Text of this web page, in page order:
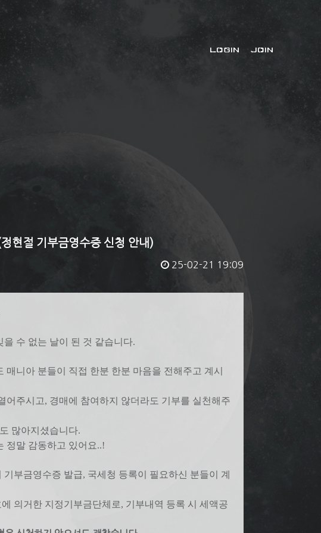
LOGIN JOIN
현절 기부금영수증 신청 안내)
25-02-21 19:09
수 없는 날이 된 것 같습니다.
니아 분들이 직접 한분 한분 마음을 전해주고 계시
주시고, 경매에 참여하지 않더라도 기부를 실천해주
많아지셨습니다.
정말 감동하고 있어요..!
부금영수증 발급, 국세청 등록이 필요하신 분들이 계
에 의거한 지정기부금단체로, 기부내역 등록 시 세액공